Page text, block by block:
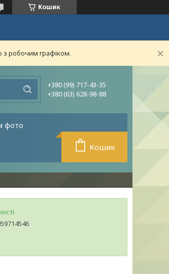
Кошик
з робочим графіком.
+380 (99) 717-43-35
+380 (63) 628-98-88
фото
Кошик